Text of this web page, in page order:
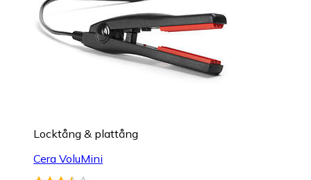
Locktång & plattång
Cera VoluMini